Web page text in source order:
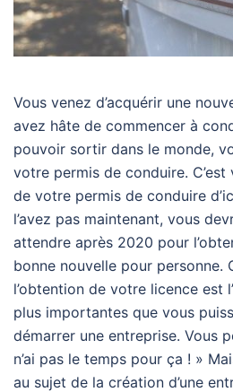
Vous venez d’acquérir une
avez hâte de commencer à
pouvoir sortir dans le monde,
votre permis de conduire.
de votre permis de conduire
l’avez pas maintenant, vous
attendre après 2020 pour
bonne nouvelle pour personne.
l’obtention de votre licence est
plus importantes que vous
démarrer une entreprise. Vous
n’ai pas le temps pour ça ! »
au sujet de la création d’une